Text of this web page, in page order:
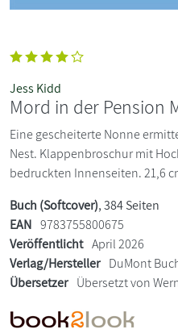
Jess Kidd
Mord in der Pension
Eine gescheiterte Nonne
Nest. Klappenbroschur mit
bedruckten Innenseiten. 21,6
Buch (Softcover), 384 Seiten
EAN 9783755800675
Veröffentlicht April 2026
Verlag/Hersteller DuMont
Übersetzer Übersetzt von